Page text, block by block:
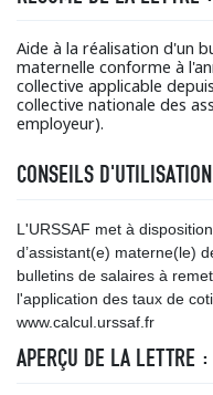
Aide à la réalisation d'un
maternelle conforme à
collective applicable
collective nationale des
employeur).
CONSEILS
L'URSSAF met à
d’assistant(e) materne(le)
bulletins de salaires à
l'application des taux de
www.calcul.urssaf.fr
APERÇU DE LA LETTRE :